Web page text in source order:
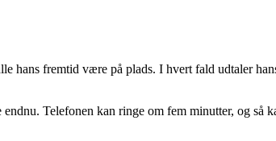
hans fremtid være på plads. I hvert fald udtaler
Telefonen kan ringe om fem minutter, og så